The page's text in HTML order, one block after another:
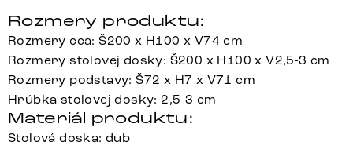
Rozmery produktu:
Rozmery cca: Š200 x H100 x V74 cm
Rozmery stolovej dosky: Š200 x H100 x V2,5-3 cm
Rozmery podstavy: Š72 x H7 x V71 cm
Hrúbka stolovej dosky: 2,5-3 cm
Materiál produktu:
Stolová doska: dub